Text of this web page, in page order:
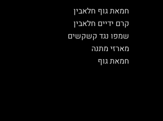
חמאת גוף חלאבין
קרם ידיים חלאבין
שמפו נגד קשקשים
מארזי מתנה
חמאת גוף